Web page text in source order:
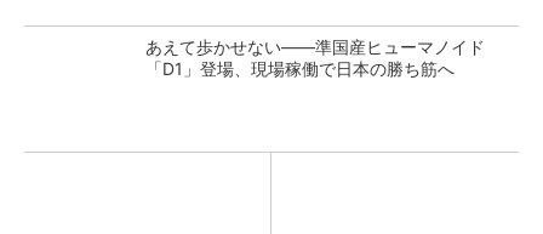
あえて歩かせない――準国産ヒューマノイド
「D1」登場、現場稼働で日本の勝ち筋へ